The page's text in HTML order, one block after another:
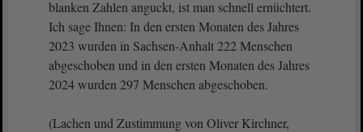
blanken Zahlen anguckt, ist man schnell ernüchtert.
Ich sage Ihnen: In den ersten Monaten des Jahres
2023 wurden in Sachsen-Anhalt 222 Menschen
abgeschoben und in den ersten Monaten des Jahres
2024 wurden 297 Menschen abgeschoben.
(Lachen und Zustimmung von Oliver Kirchner,